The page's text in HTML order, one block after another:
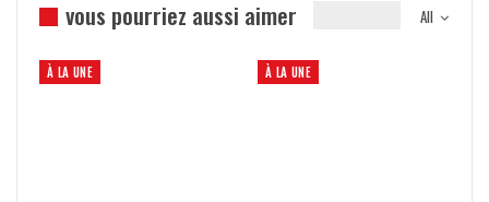
All
vous pourriez aussi aimer
À LA UNE À LA UNE